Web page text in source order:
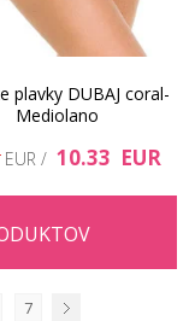
plavky DUBAJ coral-
Mediolano
/ 10.33 EUR
7